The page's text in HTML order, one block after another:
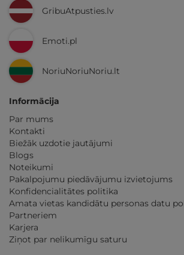
GribuAtpusties.lv
Emoti.pl
NoriuNoriuNoriu.lt
Informācija
Par mums
Kontakti
Biežāk uzdotie jautājumi
Blogs
Noteikumi
Pakalpojumu piedāvājumu izvietojums
Konfidencialitātes politika
Amata vietas kandidātu personas datu
Partneriem
Karjera
Ziņot par nelikumīgu saturu